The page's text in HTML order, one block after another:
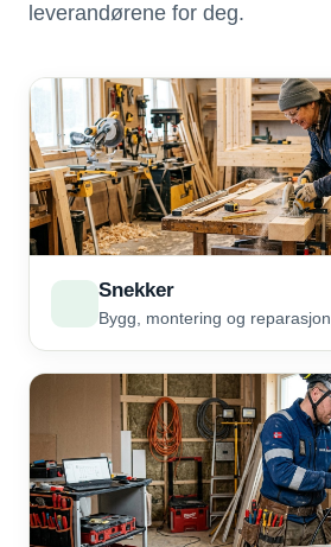
leverandørene for deg.
Snekker
Bygg, montering og reparasjon